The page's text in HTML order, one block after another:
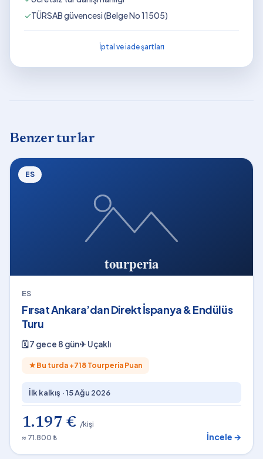
✓TÜRSAB güvencesi (Belge No 11505)
İptal ve iade şartları
Benzer turlar
ES
ES
Fırsat Ankara’dan Direkt İspanya & Endülüs
Turu
🗓7 gece 8 gün✈Uçaklı
★ Bu turda +718 Tourperia Puan
İlk kalkış ·15 Ağu 2026
1.197 € /kişi
≈ 71.800 ₺
İncele →